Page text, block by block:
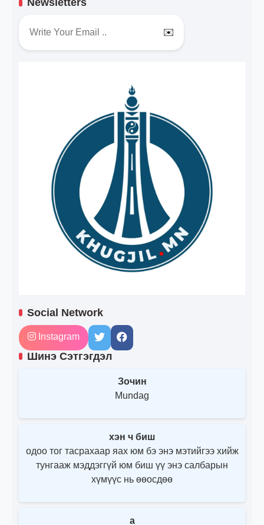
Newsletters
✉️
Social Network
Instagram
Шинэ Сэтгэгдэл
Зочин
Mundag
хэн ч биш
одоо тог тасрахаар яах юм бэ энэ мэтийгээ хийж
тунгааж мэддэггүй юм биш үү энэ салбарын
хүмүүс нь өөосдөө
a